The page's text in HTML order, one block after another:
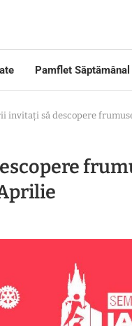
Pamflet Săptămânal
invitați să descopere